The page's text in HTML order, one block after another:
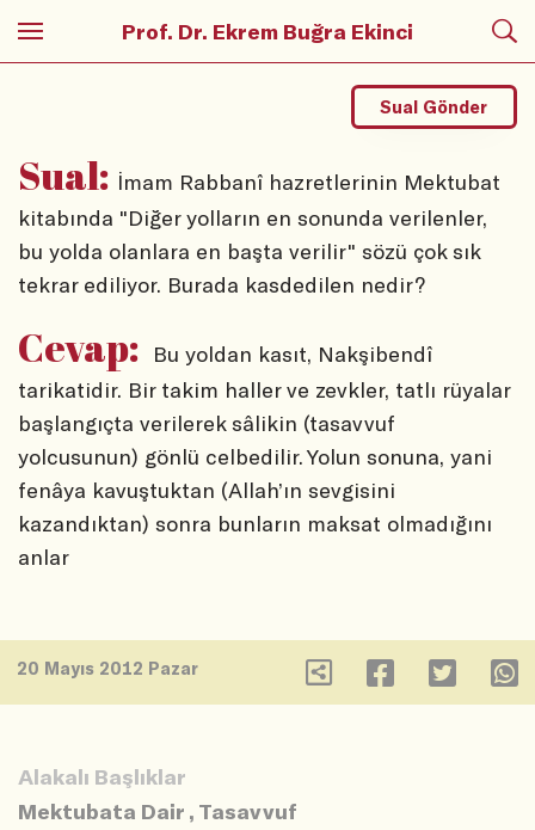
Prof. Dr. Ekrem Buğra Ekinci
Sual: İmam Rabbanî hazretlerinin Mektubat
kitabında "Diğer yolların en sonunda verilenler,
bu yolda olanlara en başta verilir" sözü çok sık
tekrar ediliyor. Burada kasdedilen nedir?
Sual Gönder
Cevap:
Bu yoldan kasıt, Nakşibendî
tarikatidir. Bir takim haller ve zevkler, tatlı rüyalar
başlangıçta verilerek sâlikin (tasavvuf
yolcusunun) gönlü celbedilir. Yolun sonuna, yani
fenâya kavuştuktan (Allah’ın sevgisini
kazandıktan) sonra bunların maksat olmadığını
anlar
20 Mayıs 2012 Pazar
Alakalı Başlıklar
Mektubata Dair , Tasavvuf